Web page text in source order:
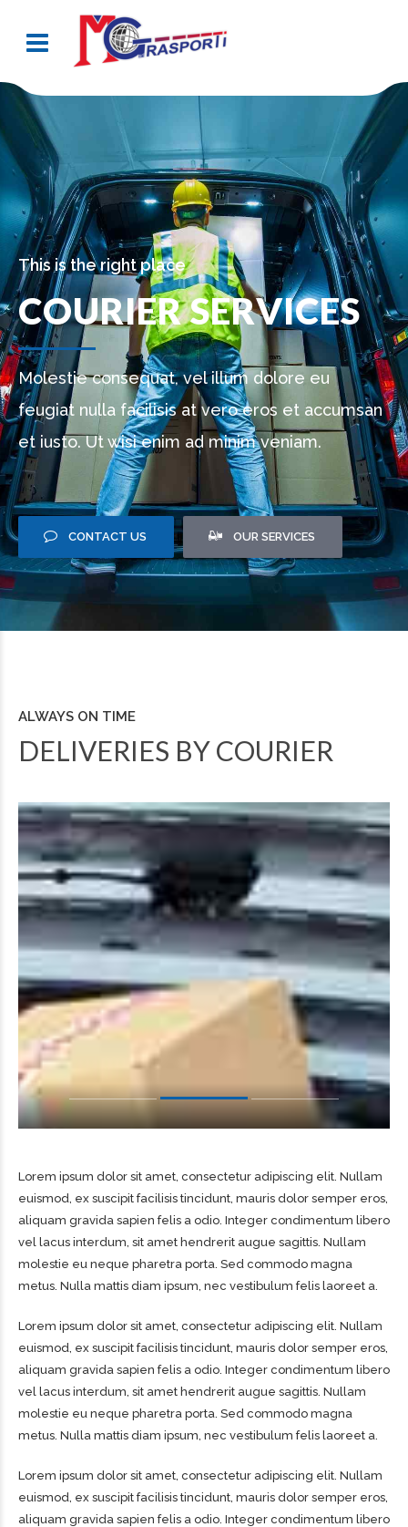
This is the right place
COURIER SERVICES
Molestie consequat, vel illum dolore eu
feugiat nulla facilisis at vero eros et accumsan
et iusto. Ut wisi enim ad minim veniam.
CONTACT US OUR SERVICES
ALWAYS ON TIME
DELIVERIES BY COURIER
Lorem ipsum dolor sit amet, consectetur adipiscing elit. Nullam
euismod, ex suscipit facilisis tincidunt, mauris dolor semper eros,
aliquam gravida sapien felis a odio. Integer condimentum libero
vel lacus interdum, sit amet hendrerit augue sagittis. Nullam
molestie eu neque pharetra porta. Sed commodo magna
metus. Nulla mattis diam ipsum, nec vestibulum felis laoreet a.
Lorem ipsum dolor sit amet, consectetur adipiscing elit. Nullam
euismod, ex suscipit facilisis tincidunt, mauris dolor semper eros,
aliquam gravida sapien felis a odio. Integer condimentum libero
vel lacus interdum, sit amet hendrerit augue sagittis. Nullam
molestie eu neque pharetra porta. Sed commodo magna
metus. Nulla mattis diam ipsum, nec vestibulum felis laoreet a.
Lorem ipsum dolor sit amet, consectetur adipiscing elit. Nullam
euismod, ex suscipit facilisis tincidunt, mauris dolor semper eros,
aliquam gravida sapien felis a odio. Integer condimentum libero